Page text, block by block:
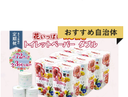
泡石鹸 石鹸 兵庫 兵庫県 小野